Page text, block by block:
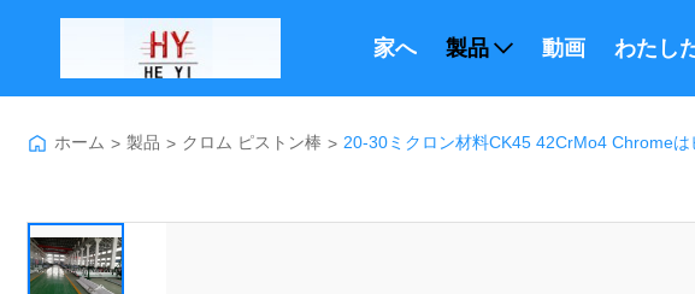
家へ 製品 動画 わたし
ホーム > 製品 > クロム ピストン棒 > 20-30ミクロン材料CK45 42CrMo4 Chrome